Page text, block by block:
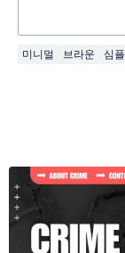
미니멀 브라운 심플